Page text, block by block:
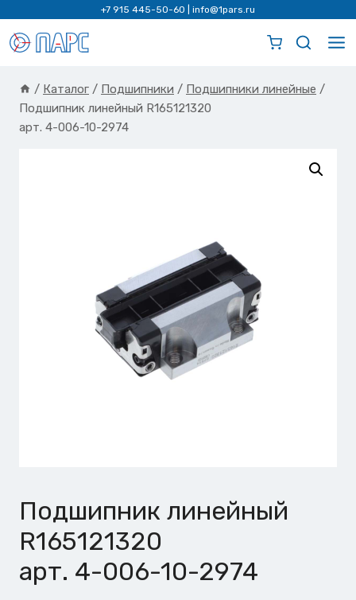
содержимому
+7 915 445-50-60 info@1pars.ru
/ Каталог / Подшипники / Подшипники линейные /
Подшипник линейный R165121320
арт. 4-006-10-2974
Подшипник линейный
R165121320
арт. 4-006-10-2974